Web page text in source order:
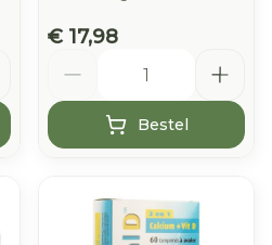
€ 17,98
Bestel